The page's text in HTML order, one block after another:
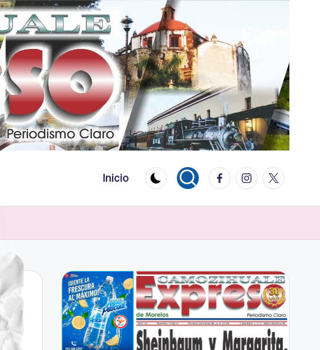
Inicio FacebookInstagram
Twitter